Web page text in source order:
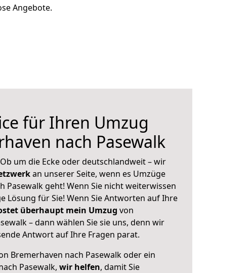
Angebote.
für Ihren Umzug
nach Pasewalk
um die Ecke oder deutschlandweit – wir
an unserer Seite, wenn es Umzüge
Pasewalk geht! Wenn Sie nicht weiterwissen
Lösung für Sie! Wenn Sie Antworten auf Ihre
überhaupt mein Umzug von
– dann wählen Sie sie uns, denn wir
Antwort auf Ihre Fragen parat.
Bremerhaven nach Pasewalk oder ein
Pasewalk, wir helfen, damit Sie